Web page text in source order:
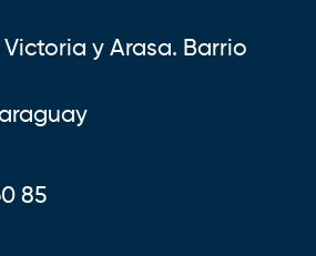
y Arasa. Barrio
85